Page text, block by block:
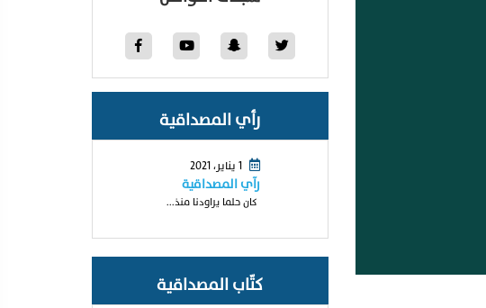
رأي المصداقية
رآي المصداقية
كان حلما يراودنا منذ...
كتّاب المصداقية